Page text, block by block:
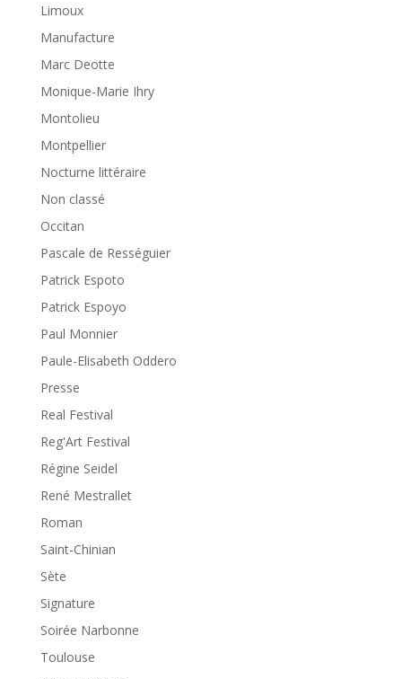
Limoux
Manufacture
Marc Deotte
Monique-Marie Ihry
Montolieu
Montpellier
Nocturne littéraire
Non classé
Occitan
Pascale de Rességuier
Patrick Espoto
Patrick Espoyo
Paul Monnier
Paule-Elisabeth Oddero
Presse
Real Festival
Reg'Art Festival
Régine Seidel
René Mestrallet
Roman
Saint-Chinian
Sète
Signature
Soirée Narbonne
Toulouse